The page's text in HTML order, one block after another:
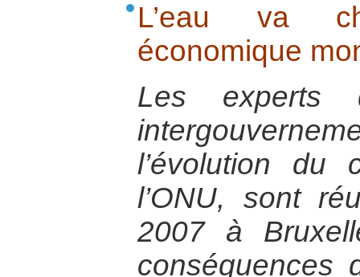
L’eau va
économique
Les experts
l’évolution du
l’ONU, sont
2007 à
conséquences